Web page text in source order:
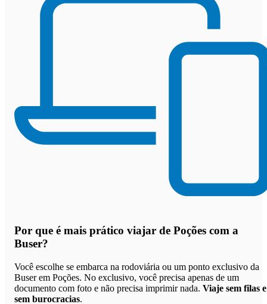
Por que é mais prático viajar de Poções com a
Buser?
Você escolhe se embarca na rodoviária ou um ponto exclusivo da
Buser em Poções. No exclusivo, você precisa apenas de um
documento com foto e não precisa imprimir nada. Viaje sem filas e
sem burocracias.